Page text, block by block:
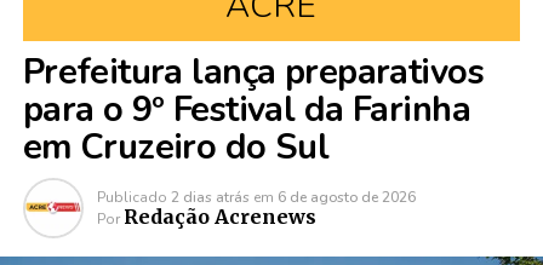
Prefeitura lança preparativos
para o 9º Festival da Farinha
em Cruzeiro do Sul
Publicado 2 dias atrás em 6 de agosto de 2026
Por Redação Acrenews